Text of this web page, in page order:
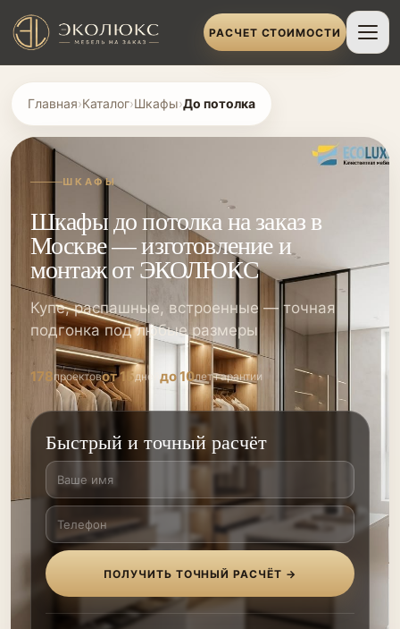
РАСЧЕТ СТОИМОСТИ
Главная›Каталог›Шкафы›До потолка
ШКАФЫ
Шкафы до потолка на заказ в
Москве — изготовление и
монтаж от ЭКОЛЮКС
Купе, распашные, встроенные — точная
подгонка под любые размеры
178проектовот 15дней до 10лет гарантии
Быстрый и точный расчёт
ПОЛУЧИТЬ ТОЧНЫЙ РАСЧЁТ →